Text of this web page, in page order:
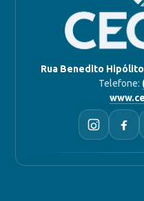
Rua Benedito
Telefone: